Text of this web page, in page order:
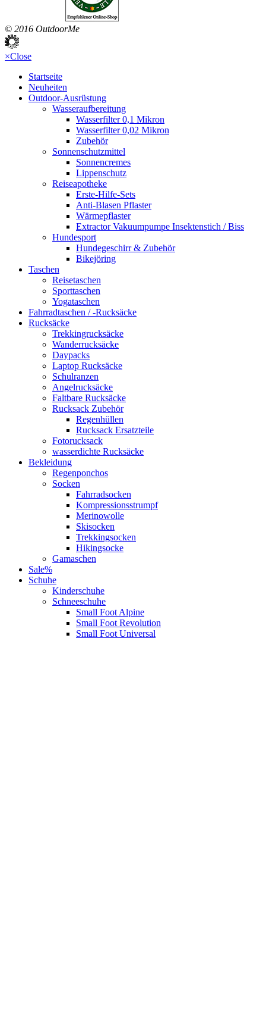
© 2016 OutdoorMe
×Close
Startseite
Neuheiten
Outdoor-Ausrüstung
Wasseraufbereitung
Wasserfilter 0,1 Mikron
Wasserfilter 0,02 Mikron
Zubehör
Sonnenschutzmittel
Sonnencremes
Lippenschutz
Reiseapotheke
Erste-Hilfe-Sets
Anti-Blasen Pflaster
Wärmepflaster
Extractor Vakuumpumpe Insektenstich / Biss
Hundesport
Hundegeschirr & Zubehör
Bikejöring
Taschen
Reisetaschen
Sporttaschen
Yogataschen
Fahrradtaschen / -Rucksäcke
Rucksäcke
Trekkingrucksäcke
Wanderrucksäcke
Daypacks
Laptop Rucksäcke
Schulranzen
Angelrucksäcke
Faltbare Rucksäcke
Rucksack Zubehör
Regenhüllen
Rucksack Ersatzteile
Fotorucksack
wasserdichte Rucksäcke
Bekleidung
Regenponchos
Socken
Fahrradsocken
Kompressionsstrumpf
Merinowolle
Skisocken
Trekkingsocken
Hikingsocke
Gamaschen
Sale%
Schuhe
Kinderschuhe
Schneeschuhe
Small Foot Alpine
Small Foot Revolution
Small Foot Universal